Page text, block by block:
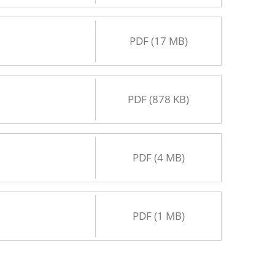
PDF (17 MB)
PDF (878 KB)
PDF (4 MB)
PDF (1 MB)